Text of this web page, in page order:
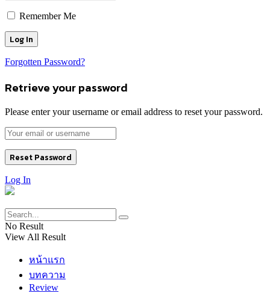
Remember Me
Forgotten Password?
Retrieve your password
Please enter your username or email address to reset your password.
Log In
No Result
View All Result
หน้าแรก
บทความ
Review